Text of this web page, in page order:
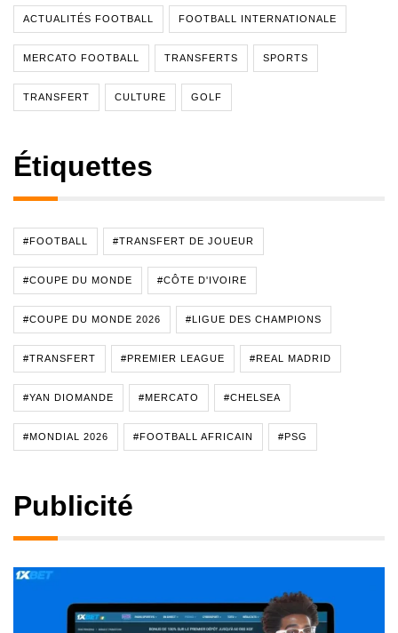
ACTUALITÉS FOOTBALL FOOTBALL INTERNATIONALE
MERCATO FOOTBALL TRANSFERTS SPORTS
TRANSFERT CULTURE GOLF
Étiquettes
#FOOTBALL #TRANSFERT DE JOUEUR
#COUPE DU MONDE #CÔTE D'IVOIRE
#COUPE DU MONDE 2026 #LIGUE DES CHAMPIONS
#TRANSFERT #PREMIER LEAGUE #REAL MADRID
#YAN DIOMANDE #MERCATO #CHELSEA
#MONDIAL 2026 #FOOTBALL AFRICAIN #PSG
Publicité